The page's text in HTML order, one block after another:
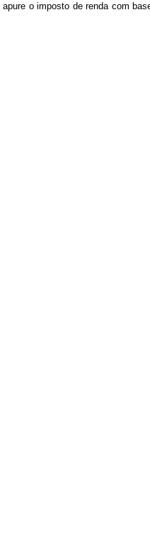
o imposto de renda com